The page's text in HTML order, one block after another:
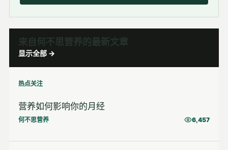
来自何不思营养的最新文章
显示全部 →
热点关注
营养如何影响你的月经
何不思营养 6,457